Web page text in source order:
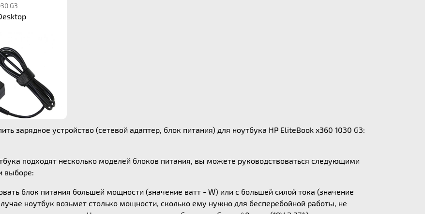
G3
зарядное устройство (сетевой адаптер, блок питания) для ноутбука HP EliteBook x360 1030 G3:
подходят несколько моделей блоков питания, вы можете руководствоваться следующими
выборе:
блок питания большей мощности (значение ватт - W) или с большей силой тока (значение
ноутбук возьмет столько мощности, сколько ему нужно для бесперебойной работы, не